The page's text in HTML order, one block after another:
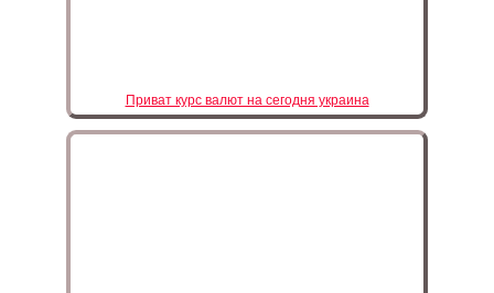
Приват курс валют на сегодня украина